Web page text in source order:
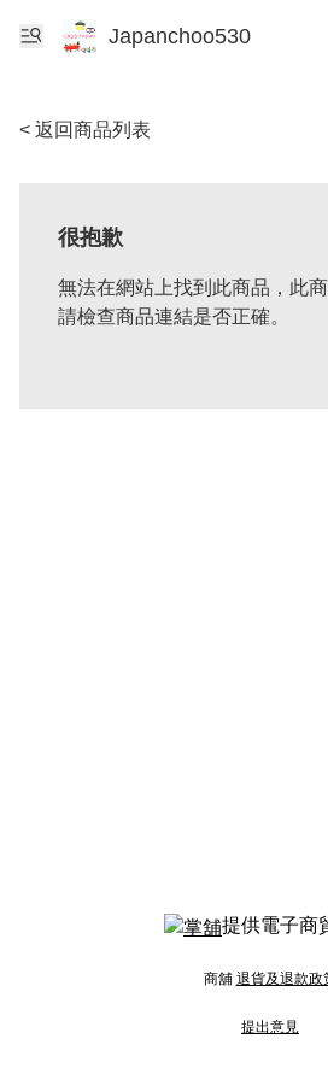
Japanchoo530
< 返回商品列表
很抱歉
無法在網站上找到此商品，此商
請檢查商品連結是否正確。
提供電子商
商舖 退貨及退款政
提出意見